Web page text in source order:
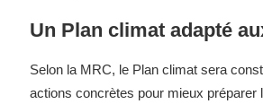
Un Plan climat adapté
Selon la MRC, le Plan climat sera
actions concrètes pour mieux préparer